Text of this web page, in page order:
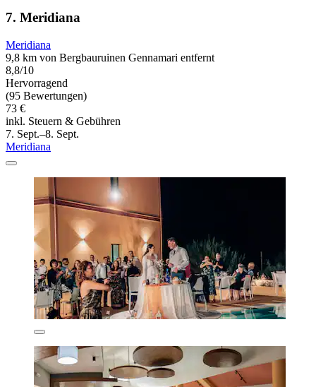
7. Meridiana
Meridiana
9,8 km von Bergbauruinen Gennamari entfernt
8,8/10
Hervorragend
(95 Bewertungen)
73 €
inkl. Steuern & Gebühren
7. Sept.–8. Sept.
Meridiana